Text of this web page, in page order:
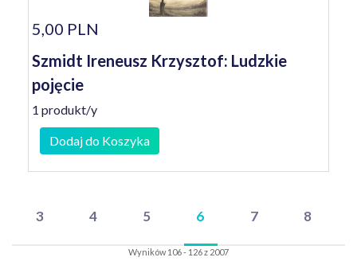
5,00 PLN
Szmidt Ireneusz Krzysztof: Ludzkie
pojęcie
1 produkt/y
Dodaj do Koszyka
3 4 5 6 7 8
Wyników 106 - 126 z 2007